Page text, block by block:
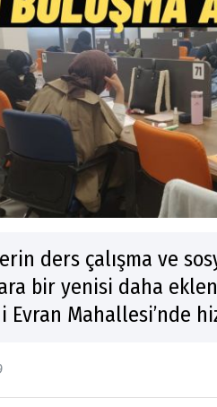
ders çalışma ve
bir yenisi daha
Evran Mahallesi’nde